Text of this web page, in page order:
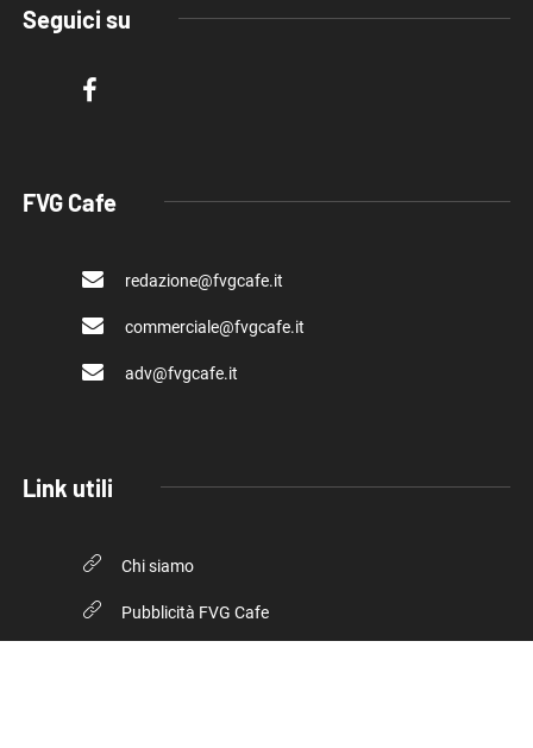
Seguici su
FVG Cafe
redazione@fvgcafe.it
commerciale@fvgcafe.it
adv@fvgcafe.it
Link utili
Chi siamo
Pubblicità FVG Cafe